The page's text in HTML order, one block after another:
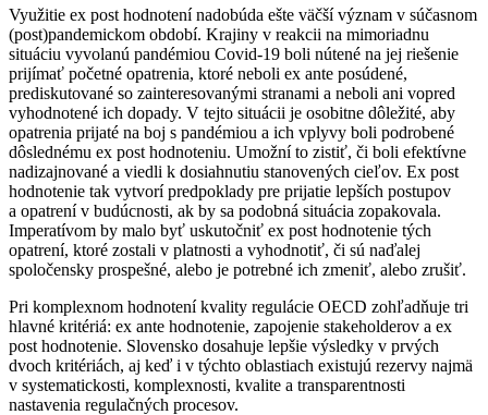
Využitie ex post hodnotení nadobúda ešte väčší význam v súčasnom
(post)pandemickom období. Krajiny v reakcii na mimoriadnu
situáciu vyvolanú pandémiou Covid-19 boli nútené na jej riešenie
prijímať početné opatrenia, ktoré neboli ex ante posúdené,
prediskutované so zainteresovanými stranami a neboli ani vopred
vyhodnotené ich dopady. V tejto situácii je osobitne dôležité, aby
opatrenia prijaté na boj s pandémiou a ich vplyvy boli podrobené
dôslednému ex post hodnoteniu. Umožní to zistiť, či boli efektívne
nadizajnované a viedli k dosiahnutiu stanovených cieľov. Ex post
hodnotenie tak vytvorí predpoklady pre prijatie lepších postupov
a opatrení v budúcnosti, ak by sa podobná situácia zopakovala.
Imperatívom by malo byť uskutočniť ex post hodnotenie tých
opatrení, ktoré zostali v platnosti a vyhodnotiť, či sú naďalej
spoločensky prospešné, alebo je potrebné ich zmeniť, alebo zrušiť.
Pri komplexnom hodnotení kvality regulácie OECD zohľadňuje tri
hlavné kritériá: ex ante hodnotenie, zapojenie stakeholderov a ex
post hodnotenie. Slovensko dosahuje lepšie výsledky v prvých
dvoch kritériách, aj keď i v týchto oblastiach existujú rezervy najmä
v systematickosti, komplexnosti, kvalite a transparentnosti
nastavenia regulačných procesov.